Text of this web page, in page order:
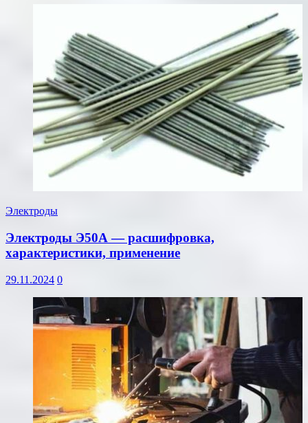
Электроды
Электроды Э50А — расшифровка,
характеристики, применение
29.11.2024 0